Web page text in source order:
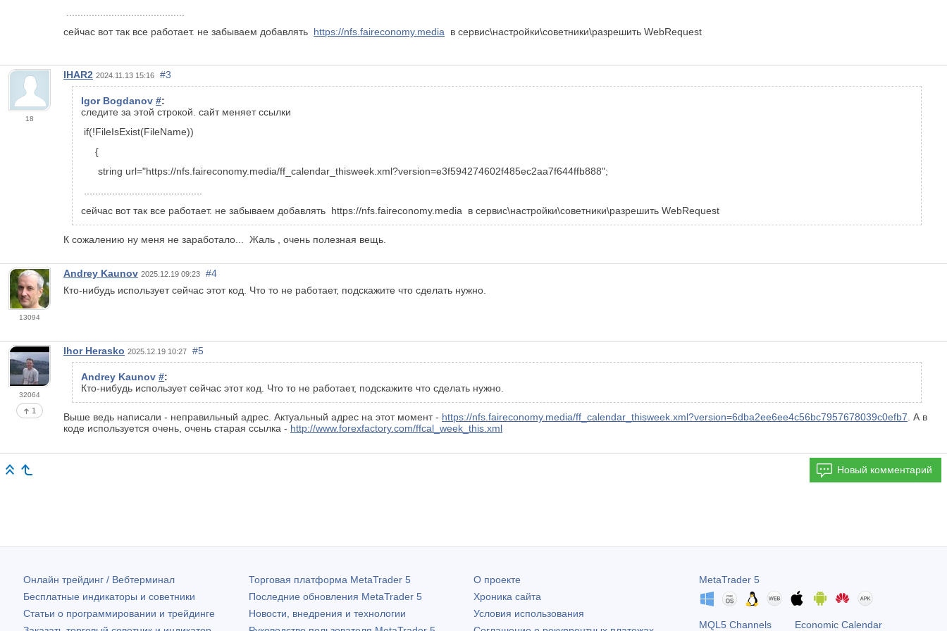
сейчас вот так все работает. не забываем добавлять https://nfs.faireconomy.media в сервис\настройки\советники\разрешить WebRequest
18
IHAR2 2024.11.13 15:16 #3
Igor Bogdanov #:
следите за этой строкой. сайт меняет ссылки
if(!FileIsExist(FileName))
{
string url="https://nfs.faireconomy.media/ff_calendar_thisweek.xml?version=e3f594274602f485ec2aa7f644ffb888";
сейчас вот так все работает. не забываем добавлять https://nfs.faireconomy.media в сервис\настройки\советники\разрешить WebRequest
К сожалению ну меня не заработало... Жаль , очень полезная вещь.
13094
Andrey Kaunov 2025.12.19 09:23
#4
Кто-нибудь использует сейчас этот код. Что то не работает, подскажите что сделать нужно.
32064
1
Ihor Herasko 2025.12.19 10:27 #5
Andrey Kaunov #:
Кто-нибудь использует сейчас этот код. Что то не работает, подскажите что сделать нужно.
Выше ведь написали - неправильный адрес. Актуальный адрес на этот момент - https://nfs.faireconomy.media/ff_calendar_thisweek.xml?version=6dba2ee6ee4c56bc7957678039c0efb7. А в
коде используется очень, очень старая ссылка - http://www.forexfactory.com/ffcal_week_this.xml
Новый комментарий
Онлайн трейдинг / Вебтерминал
Бесплатные индикаторы и советники
Статьи о программировании и трейдинге
Торговая платформа MetaTrader 5
Последние обновления MetaTrader 5
Новости, внедрения и технологии
О проекте
Хроника сайта
Условия использования
MetaTrader 5
MQL5 Channels Economic Calendar